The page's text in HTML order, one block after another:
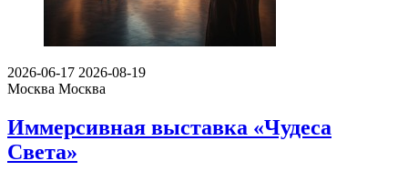
2026-06-17 2026-08-19
Москва Москва
Иммерсивная выставка «Чудеса
Света»